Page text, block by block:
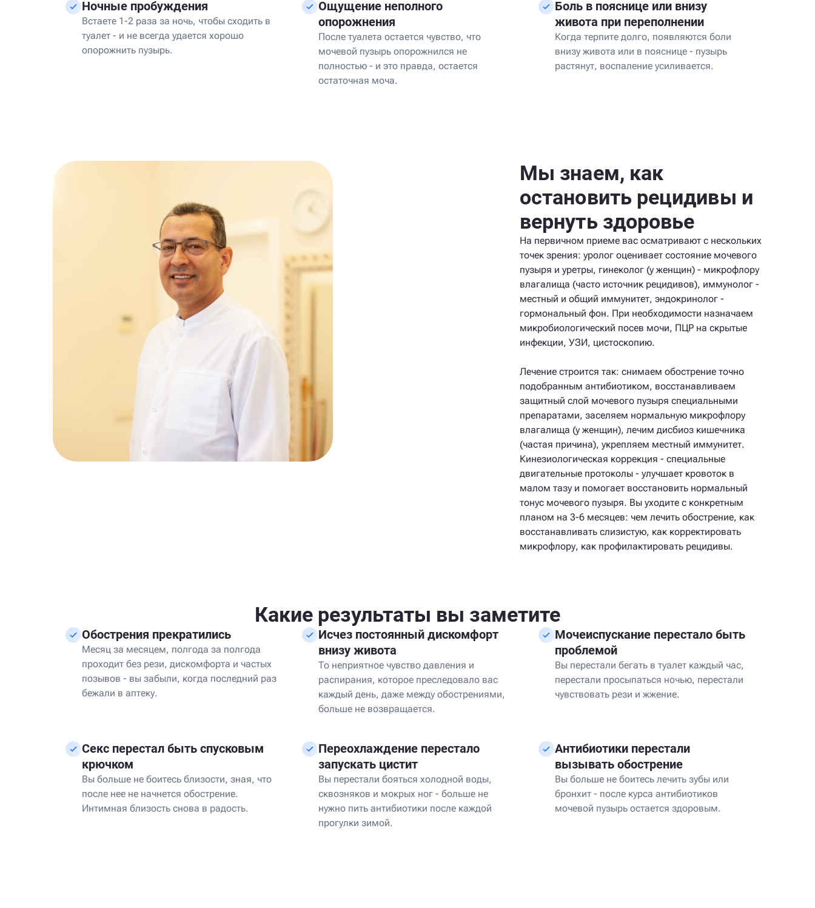
Ночные пробуждения
Встаете 1-2 раза за ночь, чтобы сходить в
туалет - и не всегда удается хорошо
опорожнить пузырь.
Ощущение неполного
опорожнения
После туалета остается чувство, что
мочевой пузырь опорожнился не
полностью - и это правда, остается
остаточная моча.
Боль в пояснице или внизу
живота при переполнении
Когда терпите долго, появляются боли
внизу живота или в пояснице - пузырь
растянут, воспаление усиливается.
Мы знаем, как
остановить рецидивы и
вернуть здоровье
На первичном приеме вас осматривают с нескольких
точек зрения: уролог оценивает состояние мочевого
пузыря и уретры, гинеколог (у женщин) - микрофлору
влагалища (часто источник рецидивов), иммунолог -
местный и общий иммунитет, эндокринолог -
гормональный фон. При необходимости назначаем
микробиологический посев мочи, ПЦР на скрытые
инфекции, УЗИ, цистоскопию.
Лечение строится так: снимаем обострение точно
подобранным антибиотиком, восстанавливаем
защитный слой мочевого пузыря специальными
препаратами, заселяем нормальную микрофлору
влагалища (у женщин), лечим дисбиоз кишечника
(частая причина), укрепляем местный иммунитет.
Кинезиологическая коррекция - специальные
двигательные протоколы - улучшает кровоток в
малом тазу и помогает восстановить нормальный
тонус мочевого пузыря. Вы уходите с конкретным
планом на 3-6 месяцев: чем лечить обострение, как
восстанавливать слизистую, как корректировать
микрофлору, как профилактировать рецидивы.
Какие результаты вы заметите
Обострения прекратились
Месяц за месяцем, полгода за полгода
проходит без рези, дискомфорта и частых
позывов - вы забыли, когда последний раз
бежали в аптеку.
Исчез постоянный дискомфорт
внизу живота
То неприятное чувство давления и
распирания, которое преследовало вас
каждый день, даже между обострениями,
больше не возвращается.
Мочеиспускание перестало быть
проблемой
Вы перестали бегать в туалет каждый час,
перестали просыпаться ночью, перестали
чувствовать рези и жжение.
Секс перестал быть спусковым
крючком
Вы больше не боитесь близости, зная, что
после нее не начнется обострение.
Интимная близость снова в радость.
Переохлаждение перестало
запускать цистит
Вы перестали бояться холодной воды,
сквозняков и мокрых ног - больше не
нужно пить антибиотики после каждой
прогулки зимой.
Антибиотики перестали
вызывать обострение
Вы больше не боитесь лечить зубы или
бронхит - после курса антибиотиков
мочевой пузырь остается здоровым.